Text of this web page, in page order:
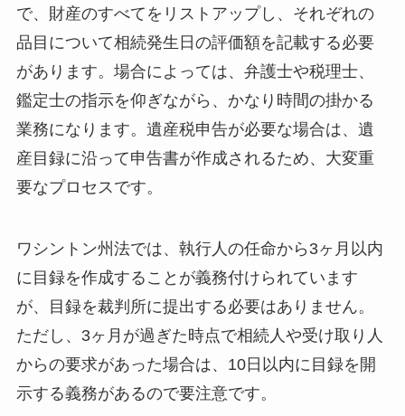
で、財産のすべてをリストアップし、それぞれの
品目について相続発生日の評価額を記載する必要
があります。場合によっては、弁護士や税理士、
鑑定士の指示を仰ぎながら、かなり時間の掛かる
業務になります。遺産税申告が必要な場合は、遺
産目録に沿って申告書が作成されるため、大変重
要なプロセスです。
ワシントン州法では、執行人の任命から3ヶ月以内
に目録を作成することが義務付けられています
が、目録を裁判所に提出する必要はありません。
ただし、3ヶ月が過ぎた時点で相続人や受け取り人
からの要求があった場合は、10日以内に目録を開
示する義務があるので要注意です。